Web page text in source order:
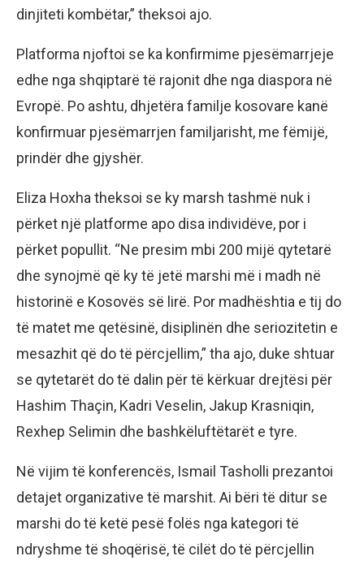
dinjiteti kombëtar,” theksoi ajo.
Platforma njoftoi se ka konfirmime pjesëmarrjeje
edhe nga shqiptarë të rajonit dhe nga diaspora në
Evropë. Po ashtu, dhjetëra familje kosovare kanë
konfirmuar pjesëmarrjen familjarisht, me fëmijë,
prindër dhe gjyshër.
Eliza Hoxha theksoi se ky marsh tashmë nuk i
përket një platforme apo disa individëve, por i
përket popullit. “Ne presim mbi 200 mijë qytetarë
dhe synojmë që ky të jetë marshi më i madh në
historinë e Kosovës së lirë. Por madhështia e tij do
të matet me qetësinë, disiplinën dhe seriozitetin e
mesazhit që do të përcjellim,” tha ajo, duke shtuar
se qytetarët do të dalin për të kërkuar drejtësi për
Hashim Thaçin, Kadri Veselin, Jakup Krasniqin,
Rexhep Selimin dhe bashkëluftëtarët e tyre.
Në vijim të konferencës, Ismail Tasholli prezantoi
detajet organizative të marshit. Ai bëri të ditur se
marshi do të ketë pesë folës nga kategori të
ndryshme të shoqërisë, të cilët do të përcjellin